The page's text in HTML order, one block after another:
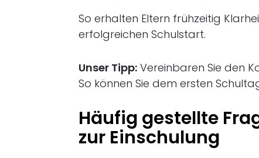
So erhalten Eltern frühzeitig
erfolgreichen Schulstart.
Unser Tipp: Vereinbaren Sie den
So können Sie dem ersten
Häufig gestellte
zur Einschulung